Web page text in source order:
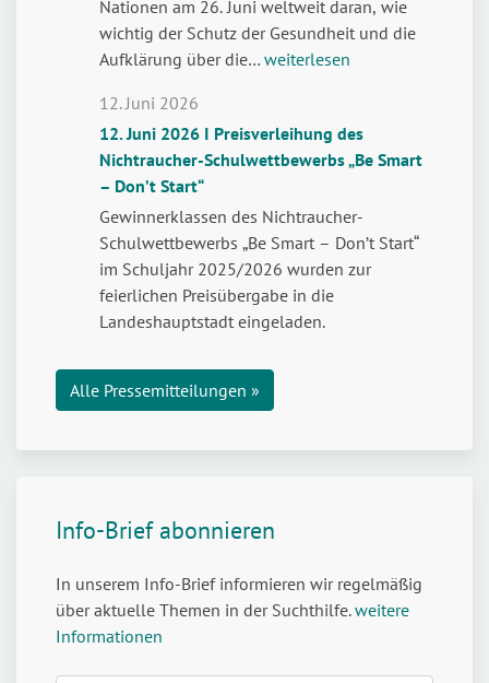
Nationen am 26. Juni weltweit daran, wie
wichtig der Schutz der Gesundheit und die
Aufklärung über die… Weltdrogentag:
nicht
risikofrei
Jugendliche
stark
machen
für
den
mit
weiterlesen
12. Juni 2026 I Preisverleihung des
Nichtraucher-Schulwettbewerbs „Be Smart
– Don’t Start“
12. Juni 2026
Gewinnerklassen des Nichtraucher-
Schulwettbewerbs „Be Smart – Don’t Start“
im Schuljahr 2025/2026 wurden zur
feierlichen Preisübergabe in die
Landeshauptstadt eingeladen.
Alle Pressemitteilungen »
Info-Brief abonnieren
In unserem Info-Brief informieren wir regelmäßig
über aktuelle Themen in der Suchthilfe.weitere
Informationen